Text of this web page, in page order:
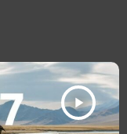
play_arrow